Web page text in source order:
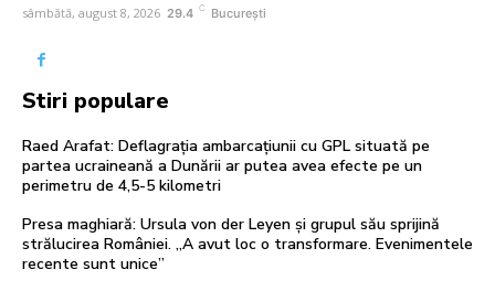
sâmbătă, august 8, 2026 29.4 C București
Stiri populare
Raed Arafat: Deflagrația ambarcațiunii cu GPL situată pe
partea ucraineană a Dunării ar putea avea efecte pe un
perimetru de 4,5-5 kilometri
Presa maghiară: Ursula von der Leyen și grupul său sprijină
strălucirea României. „A avut loc o transformare. Evenimentele
recente sunt unice”